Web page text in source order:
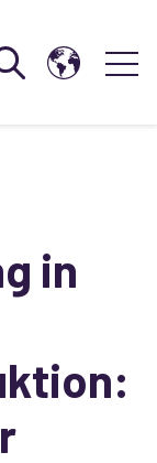
Open
search
in